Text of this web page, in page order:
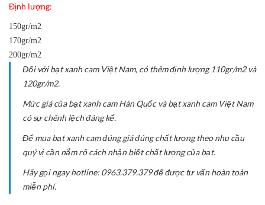
Định lượng:
150gr/m2
170gr/m2
200gr/m2
Đối với bạt xanh cam Việt Nam, có thêm định lượng 110gr/m2 và
120gr/m2.
Mức giá của bạt xanh cam Hàn Quốc và bạt xanh cam Việt Nam
có sự chênh lệch đáng kể.
Để mua bạt xanh cam đúng giá đúng chất lượng theo nhu cầu
quý vị cần nắm rõ cách nhận biết chất lượng của bạt.
Hãy gọi ngay hotline: 0963.379.379 để được tư vấn hoàn toàn
miễn phí.